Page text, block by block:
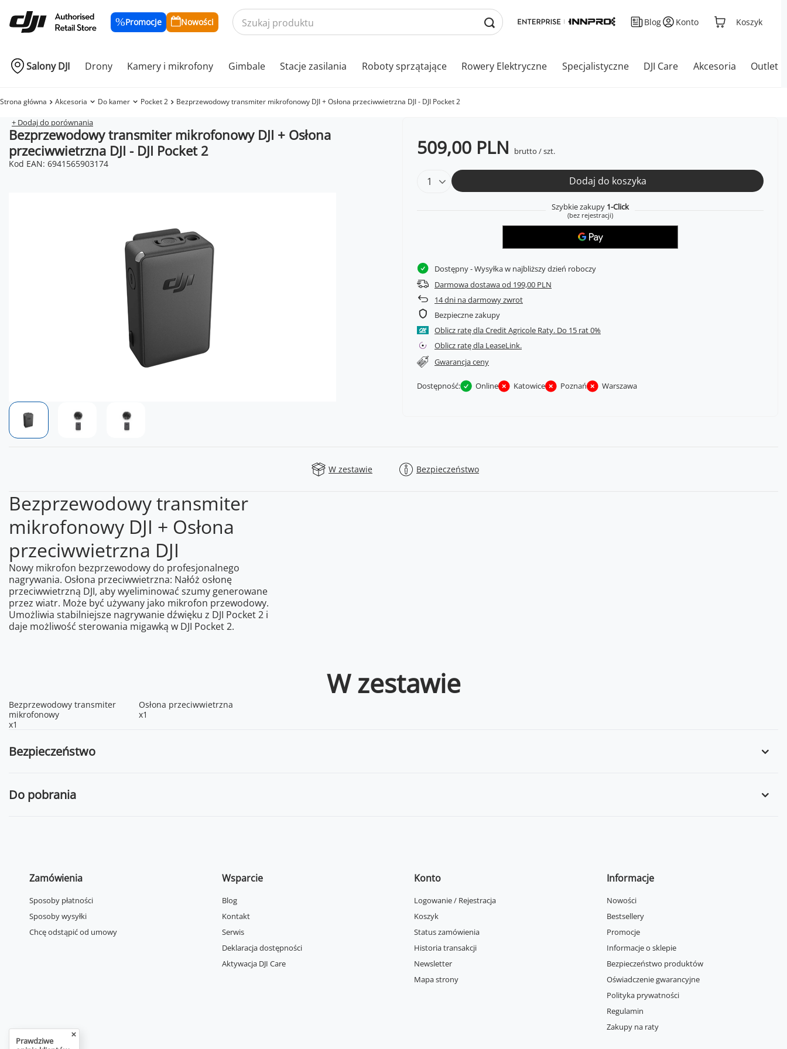
Promocje Nowości Blog Konto Koszyk
Salony DJI Drony Kamery i mikrofony Gimbale Stacje zasilania Roboty sprzątające Rowery Elektryczne Specjalistyczne DJI Care Akcesoria Outlet
Strona główna Akcesoria Do kamer Pocket 2 Bezprzewodowy transmiter mikrofonowy DJI + Osłona przeciwwietrzna DJI - DJI Pocket 2
+ Dodaj do porównania
Bezprzewodowy transmiter mikrofonowy DJI + Osłona
przeciwwietrzna DJI - DJI Pocket 2
Kod EAN: 6941565903174
509,00 PLN brutto /szt.
Dodaj do koszyka
Szybkie zakupy 1-Click
(bez rejestracji)
Dostępny- Wysyłka w najbliższy dzień roboczy
Darmowa dostawa od 199,00 PLN
14dni na darmowy zwrot
Bezpieczne zakupy
Oblicz ratę dla Credit Agricole Raty.
Oblicz ratę dla LeaseLink.
Gwarancja ceny
Dostępność: Online Katowice Poznań Warszawa
W zestawie Bezpieczeństwo
Bezprzewodowy transmiter
mikrofonowy DJI + Osłona
przeciwwietrzna DJI
Nowy mikrofon bezprzewodowy do profesjonalnego
nagrywania. Osłona przeciwwietrzna: Nałóż osłonę
przeciwwietrzną DJI, aby wyeliminować szumy generowane
przez wiatr. Może być używany jako mikrofon przewodowy.
Umożliwia stabilniejsze nagrywanie dźwięku z DJI Pocket 2 i
daje możliwość sterowania migawką w DJI Pocket 2.
W zestawie
Bezprzewodowy transmiter
mikrofonowy
x1
Osłona przeciwwietrzna
x1
Bezpieczeństwo
Do pobrania
Zamówienia
Sposoby płatności
Sposoby wysyłki
Chcę odstąpić od umowy
Wsparcie
Blog
Kontakt
Serwis
Deklaracja dostępności
Aktywacja DJI Care
Konto
Logowanie / Rejestracja
Koszyk
Status zamówienia
Historia transakcji
Newsletter
Mapa strony
Informacje
Nowości
Bestsellery
Promocje
Informacje o sklepie
Bezpieczeństwo produktów
Oświadczenie gwarancyjne
Polityka prywatności
Regulamin
Zakupy na raty
Prawdziwe